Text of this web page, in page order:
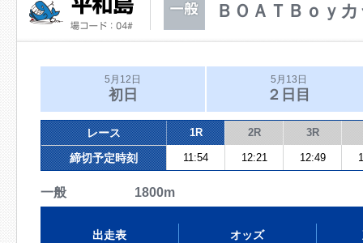
ＢＯＡＴＢｏｙ
5月12日
初日
5月13日
２日目
レース 1R 2R 3R
締切予定時刻 11:54 12:21 12:49
一般 1800m
出走表 オッズ